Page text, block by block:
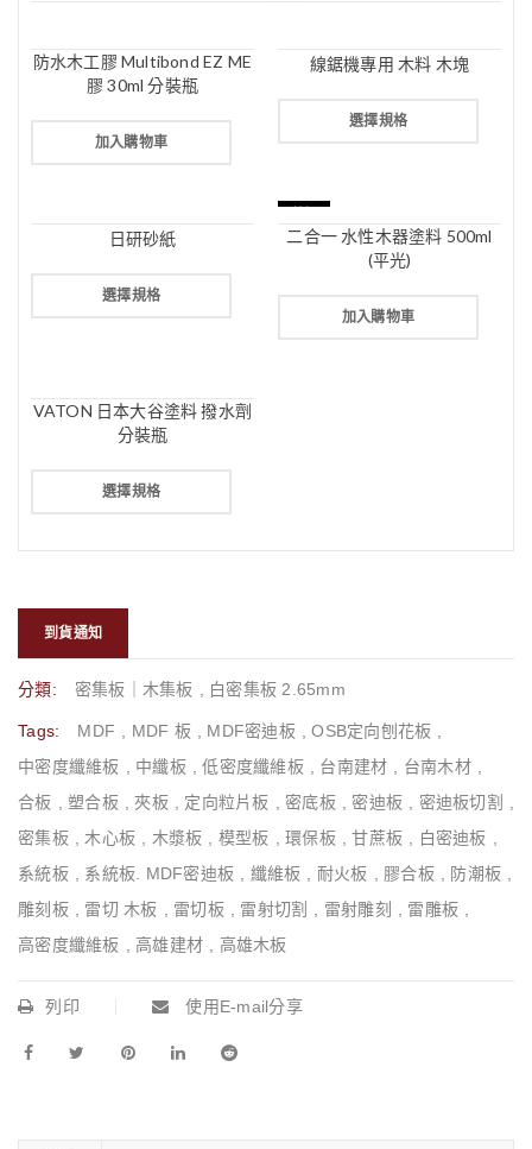
防水木工膠 Multibond EZ ME
膠 30ml 分裝瓶
加入購物車
線鋸機專用 木料 木塊
選擇規格
日研砂紙
選擇規格
二合一 水性木器塗料 500ml
(平光)
加入購物車
VATON 日本大谷塗料 撥水劑
分裝瓶
選擇規格
到貨通知
分類: 密集板｜木集板 白密集板 2.65mm
Tags: MDF MDF 板 MDF密迪板 ,OSB定向刨花板
中密度纖維板
中纖板 ,低密度纖維板 台南建材 台南木材
合板
塑合板 ,夾板 定向粒片板 密底板 密迪板 密迪板切割
密集板
木心板 木漿板 模型板 環保板 ,甘蔗板 白密迪板
系統板
系統板. MDF密迪板 纖維板 耐火板 膠合板 防潮板
雕刻板
雷切 木板 雷切板 雷射切割 雷射雕刻 雷雕板
高密度纖維板
高雄建材 高雄木板
列印 使用E-mail分享